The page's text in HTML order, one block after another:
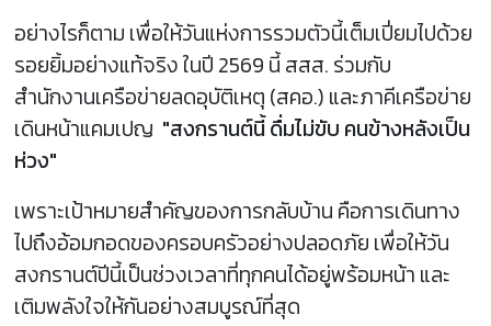
อย่างไรก็ตาม เพื่อให้วันแห่งการรวมตัวนี้เต็มเปี่ยมไปด้วย
รอยยิ้มอย่างแท้จริง ในปี 2569 นี้ สสส. ร่วมกับ
สำนักงานเครือข่ายลดอุบัติเหตุ (สคอ.) และภาคีเครือข่าย
เดินหน้าแคมเปญ "สงกรานต์นี้ ดื่มไม่ขับ คนข้างหลังเป็น
ห่วง"
เพราะเป้าหมายสำคัญของการกลับบ้าน คือการเดินทาง
ไปถึงอ้อมกอดของครอบครัวอย่างปลอดภัย เพื่อให้วัน
สงกรานต์ปีนี้เป็นช่วงเวลาที่ทุกคนได้อยู่พร้อมหน้า และ
เติมพลังใจให้กันอย่างสมบูรณ์ที่สุด